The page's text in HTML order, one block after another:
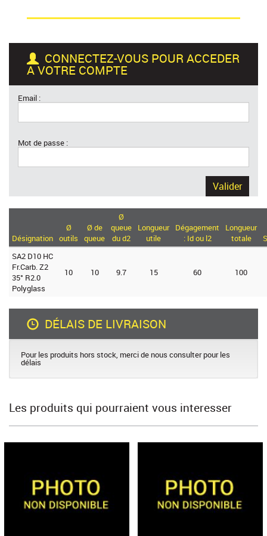
CONNECTEZ-VOUS POUR ACCEDER
A VOTRE COMPTE
Email :
Mot de passe :
Valider
Désignation
Ø
outils
Ø de
queue
Ø
queue
du d2
Longueur
utile
Dégagement
: Id ou l2
Longueur
totale
SA2 D10 HC
Fr.Carb. Z2
35° R2.0
Polyglass
10 10 9.7 15 60 100
DÉLAIS DE LIVRAISON
Pour les produits hors stock, merci de nous consulter pour les
délais
Les produits qui pourraient vous interesser